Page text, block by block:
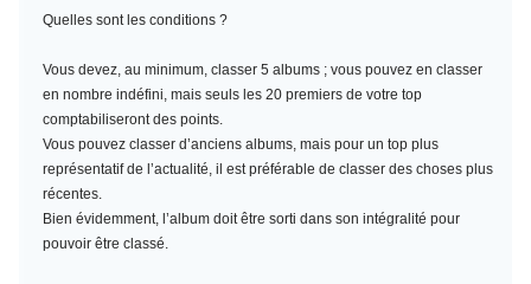
Quelles sont les conditions ?
Vous devez, au minimum, classer 5 albums ; vous pouvez en classer
en nombre indéfini, mais seuls les 20 premiers de votre top
comptabiliseront des points.
Vous pouvez classer d’anciens albums, mais pour un top plus
représentatif de l’actualité, il est préférable de classer des choses plus
récentes.
Bien évidemment, l’album doit être sorti dans son intégralité pour
pouvoir être classé.